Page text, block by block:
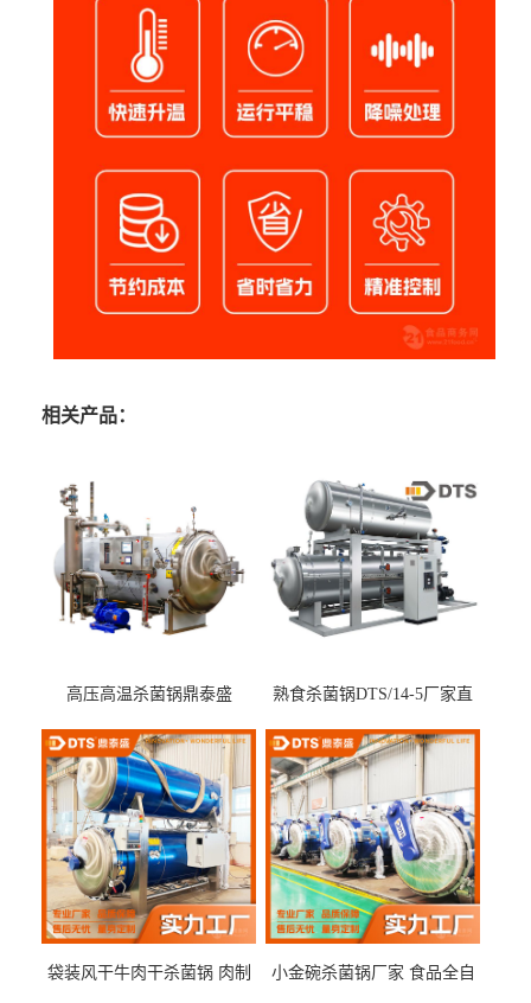
相关产品：
高压高温杀菌锅鼎泰盛
熟食杀菌锅DTS/14-5厂家直
袋装风干牛肉干杀菌锅 肉制
小金碗杀菌锅厂家 食品全自